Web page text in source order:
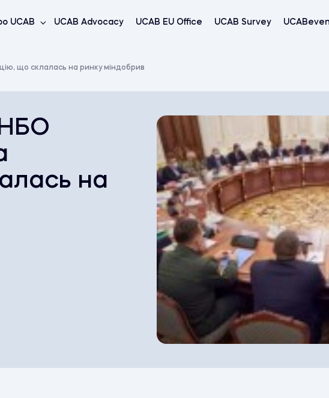
UCAB UCAB Advocacy UCAB EU Office UCAB Survey
що склалась на ринку міндобрив
на